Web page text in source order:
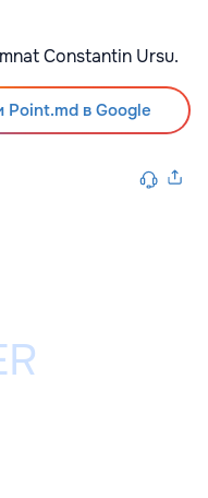
Constantin Ursu.
Point.md в Google